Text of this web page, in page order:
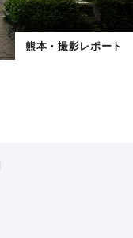
熊本・撮影レポート